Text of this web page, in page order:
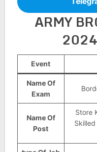
ARMY
2024
Event
Name Of
Exam
Name Of
Post
Store